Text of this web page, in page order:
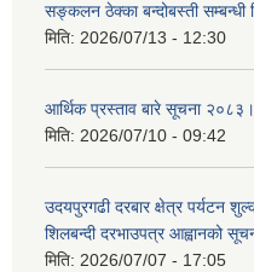
सङ्कलन ठेक्का बन्दोबस्ती सम्बन्धी
मिति: 2026/07/13 - 12:30
आर्थिक प्रस्ताव बारे सूचना
मिति: 2026/07/10 - 09:42
उदयपुरगढी दरबार क्षेत्र पर्यटन
शिलबन्दी दरभाउपत्र आह्वानको
मिति: 2026/07/07 - 17:05